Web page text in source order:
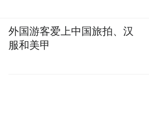
外国游客爱上中国旅拍、汉
服和美甲